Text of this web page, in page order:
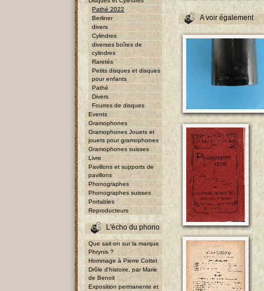
Pathé 2022
Berliner
divers
Cylindres
diverses boîtes de
cylindres
Raretés
Petits disques et disques
pour enfants
Pathé
Divers
Fourres de disques
Events
Gramophones
Gramophones Jouets et
jouets pour gramophones
Gramophones suisses
Livre
Pavillons et supports de
pavillons
Phonographes
Phonographes suisses
Portables
Reproducteurs
L'écho du phono
Que sait-on sur la marque
Phrynis ?
Hommage à Pierre Cottet
Drôle d'histoire, par Marie
de Benoit
Exposition permanente et
A voir également